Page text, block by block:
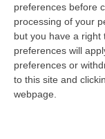
preferences before
processing of your
but you have a right
preferences will
preferences or
to this site and
webpage.